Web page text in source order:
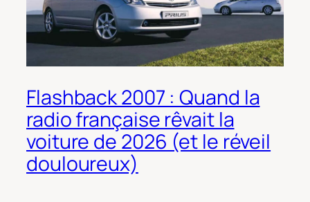
Flashback 2007 : Quand la
radio française rêvait la
voiture de 2026 (et le réveil
douloureux)